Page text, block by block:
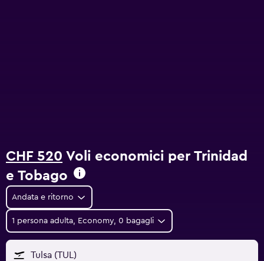
CHF 520 Voli economici per Trinidad
e Tobago
Andata e ritorno
1 persona adulta, Economy, 0 bagagli
Tulsa (TUL)